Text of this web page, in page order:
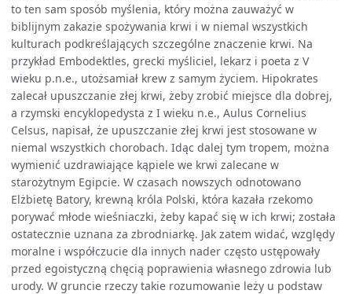
to ten sam sposób myślenia, który można zauważyć w
biblijnym zakazie spożywania krwi i w niemal wszystkich
kulturach podkreślających szczególne znaczenie krwi. Na
przykład Embodektles, grecki myśliciel, lekarz i poeta z V
wieku p.n.e., utożsamiał krew z samym życiem. Hipokrates
zalecał upuszczanie złej krwi, żeby zrobić miejsce dla dobrej,
a rzymski encyklopedysta z I wieku n.e., Aulus Cornelius
Celsus, napisał, że upuszczanie złej krwi jest stosowane w
niemal wszystkich chorobach. Idąc dalej tym tropem, można
wymienić uzdrawiające kąpiele we krwi zalecane w
starożytnym Egipcie. W czasach nowszych odnotowano
Elżbietę Batory, krewną króla Polski, która kazała rzekomo
porywać młode wieśniaczki, żeby kapać się w ich krwi; została
ostatecznie uznana za zbrodniarkę. Jak zatem widać, względy
moralne i współczucie dla innych nader często ustępowały
przed egoistyczną chęcią poprawienia własnego zdrowia lub
urody. W gruncie rzeczy takie rozumowanie leży u podstaw